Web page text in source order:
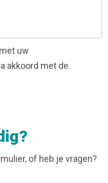
uw
akkoord met de
of heb je vragen?